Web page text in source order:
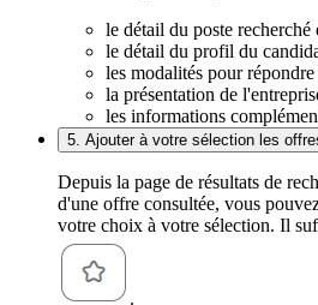
le détail du poste recherché
le détail du profil du
les modalités pour
la présentation de
les informations
5. Ajouter à votre sélection les
Depuis la page de résultats de
d'une offre consultée, vous
votre choix à votre sélection. Il
.